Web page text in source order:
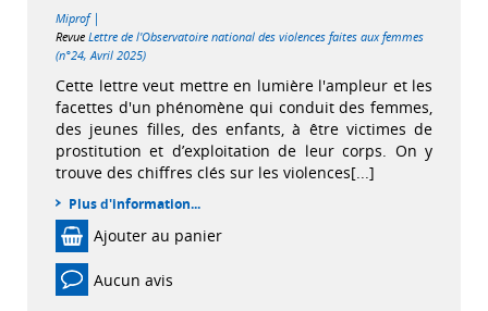
Miprof |
Revue Lettre de l'Observatoire national des violences faites aux femmes
(n°24, Avril 2025)
Cette lettre veut mettre en lumière l'ampleur et les
facettes d'un phénomène qui conduit des femmes,
des jeunes filles, des enfants, à être victimes de
prostitution et d’exploitation de leur corps. On y
trouve des chiffres clés sur les violences[...]
Plus d'information...
Ajouter au panier
Aucun avis